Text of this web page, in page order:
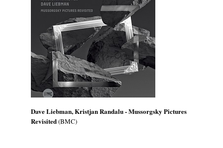
Jazz-rock albumok 1986-ból - Shakatak
„Into the Blue”
2026. augusztus 08.
Ezen a napon – augusztus 8. (2026)
2026. augusztus 08.
Fusio Group feat. Kertész Erika "New
Visions" lemezbemutató koncert
2026. augusztus 07.
Jazz-rock albumok 1985-ből - Issei Noro
„Sweet Sphere”
Dave Liebman, Kristjan Randalu - Mussorgsky Pictures
Revisited(BMC)